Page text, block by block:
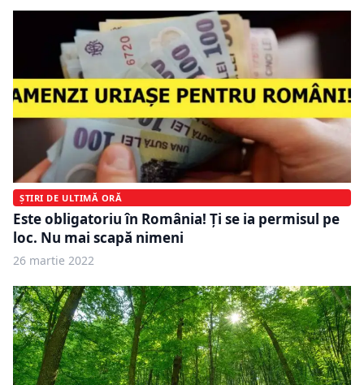
ȘTIRI DE ULTIMĂ ORĂ
Este obligatoriu în România! Ți se ia permisul pe
loc. Nu mai scapă nimeni
26 martie 2022